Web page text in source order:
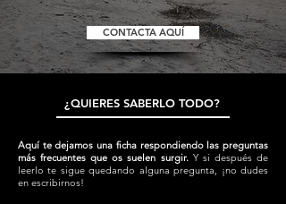
CONTACTA AQUÍ
¿QUIERES SABERLO TODO?
Aquí te dejamos una ficha respondiendo las preguntas
más frecuentes que os suelen surgir. Y si después de
leerlo te sigue quedando alguna pregunta, ¡no dudes
en escribirnos!